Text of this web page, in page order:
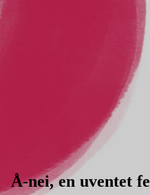
Å-nei, en uventet